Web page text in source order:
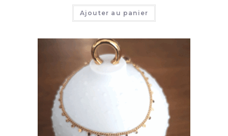
Ajouter au panier